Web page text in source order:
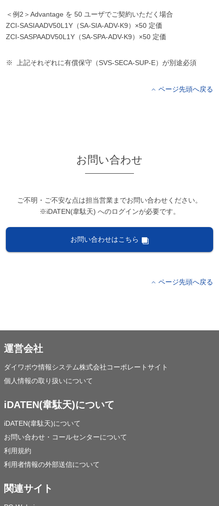
＜例2＞Advantage を 50 ユーザでご契約いただく場合
ZCI-SASIAADV50L1Y（SA-SIA-ADV-K9）×50 定価
ZCI-SASPAADV50L1Y（SA-SPA-ADV-K9）×50 定価
上記それぞれに有償保守（SVS-SECA-SUP-E）が別途必須
ページ先頭へ戻る
お問い合わせ
ご不明・ご不安な点は担当営業までお問い合わせください。
※iDATEN(韋駄天) へのログインが必要です。
お問い合わせはこちら
ページ先頭へ戻る
運営会社
ダイワボウ情報システム株式会社コーポレートサイト
個人情報の取り扱いについて
iDATEN(韋駄天)について
iDATEN(韋駄天)について
お問い合わせ・コールセンターについて
利用規約
利用者情報の外部送信について
関連サイト